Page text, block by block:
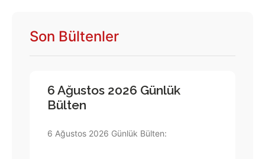
Son Bültenler
6 Ağustos 2026 Günlük
Bülten
6 Ağustos 2026 Günlük Bülten: